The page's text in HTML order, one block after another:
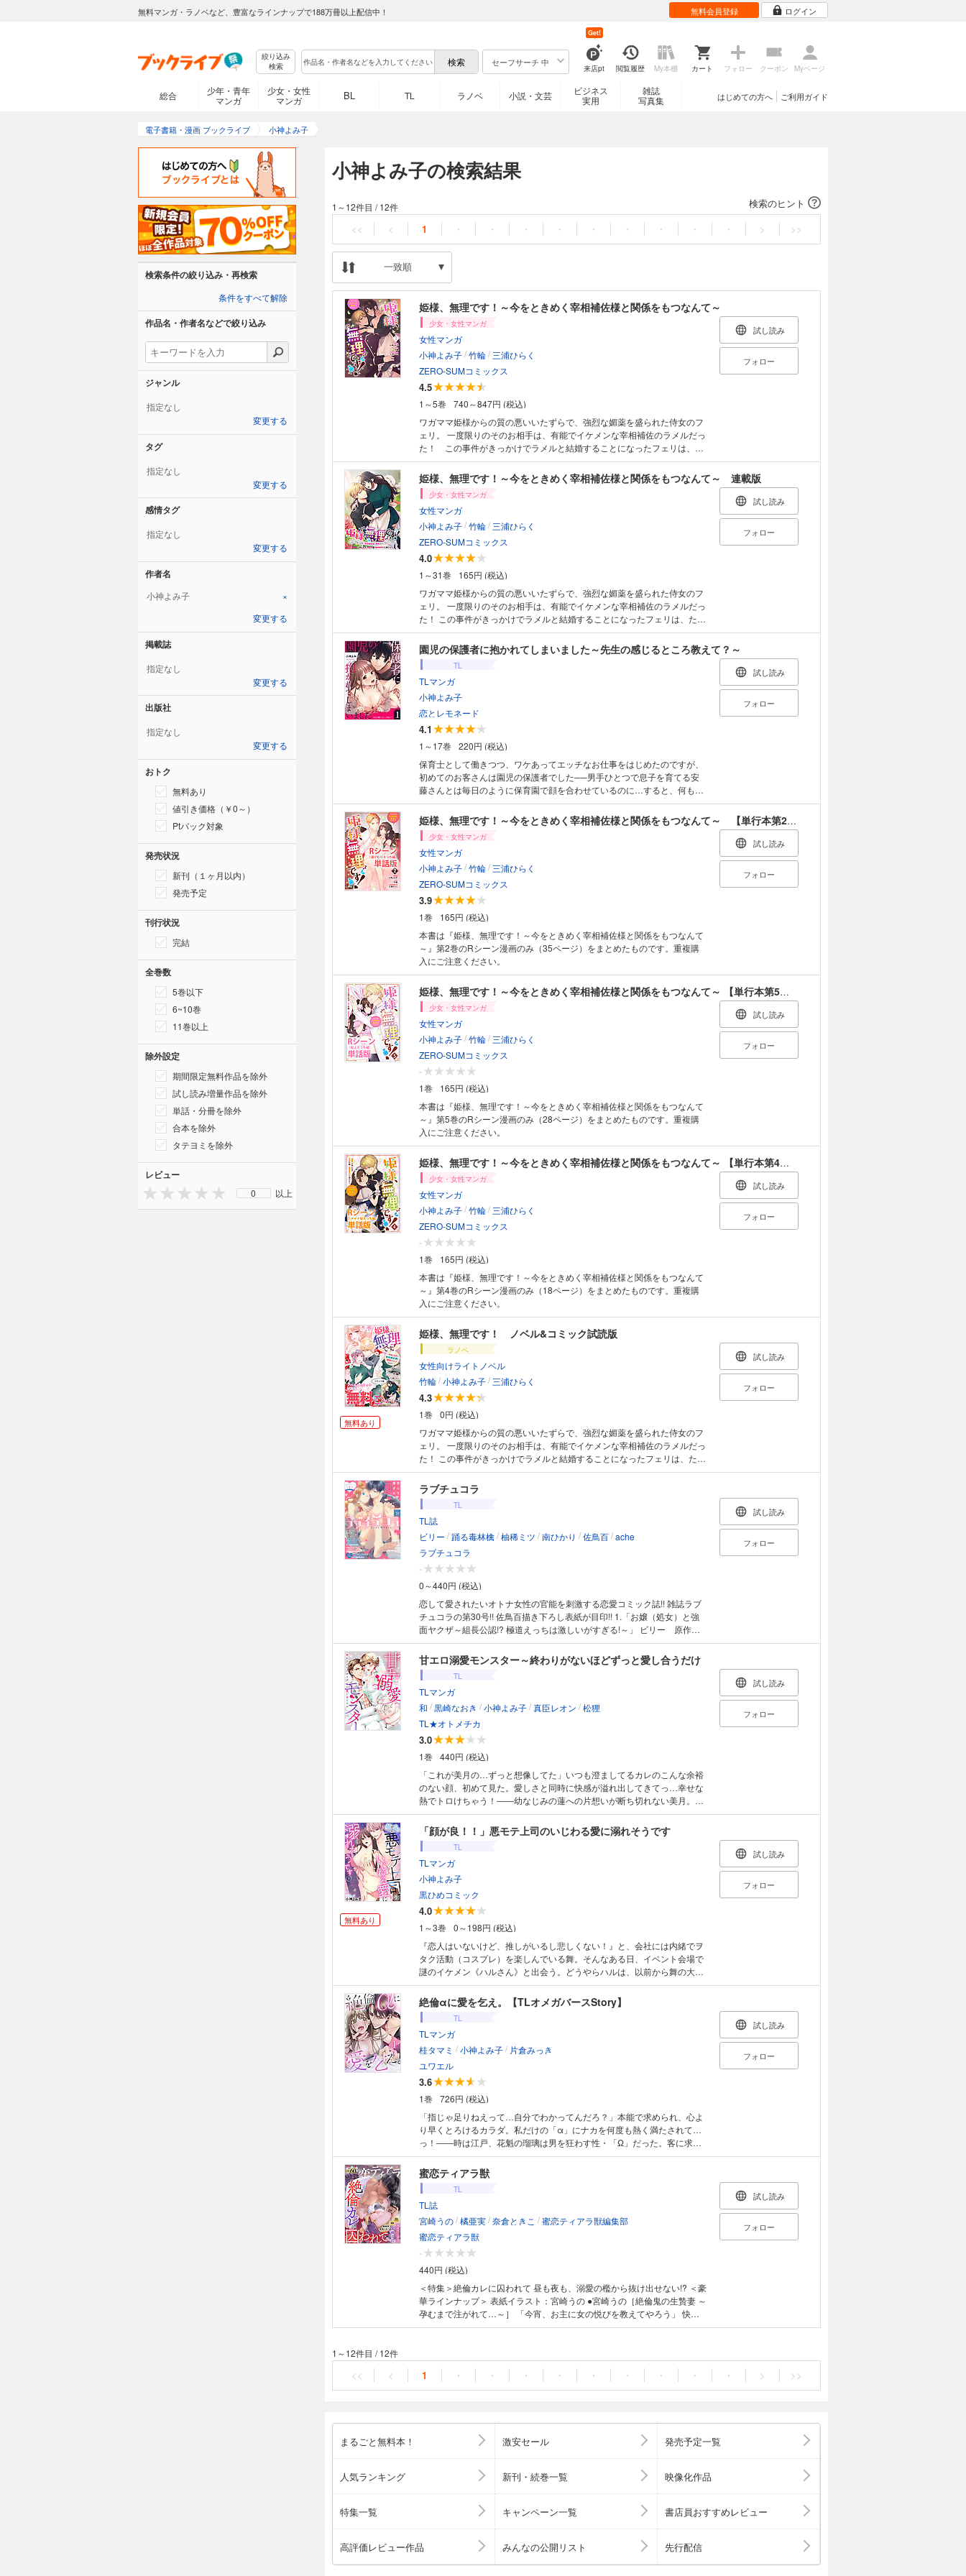
無料マンガ・ラノベなど、豊富なラインナップで188万冊以上配信中！ 無料会員登録 ログイン
絞り込み
検索
セーフサーチ 中
来店pt
Get!
閲覧履歴 My本棚 カート フォロー クーポン Myページ
総合
少年・青年
マンガ
少女・女性
マンガ
BL TL ラノベ 小説・文芸
ビジネス
実用
雑誌
写真集
ご利用ガイド
はじめての方へ
電子書籍・漫画 ブックライブ 小神よみ子
小神よみ子の検索結果
検索のヒント
1～12件目 /12件
<< < 1 ・ ・ ・ ・ ・ ・ ・ ・ ・ > >>
一致順
姫様、無理です！～今をときめく宰相補佐様と関係をもつなんて～
少女・女性マンガ
女性マンガ
小神よみ子/竹輪/ 三浦ひらく
ZERO-SUMコミックス
4.5
1～5巻
740～847円 (税込)
ワガママ姫様からの質の悪いいたずらで、強烈な媚薬を盛られた侍女のフ
ェリ。 一度限りのそのお相手は、有能でイケメンな宰相補佐のラメルだっ
た！ この事件がきっかけでラメルと結婚することになったフェリは、た
だ恐れ多くて憂鬱で……。ほとぼりが冷めたところで離縁してもらおうと
決意するのだが――。 原作者・竹輪先生の書き下ろしSSも収録！
試し読み
フォロー
姫様、無理です！～今をときめく宰相補佐様と関係をもつなんて～ 連載版
少女・女性マンガ
女性マンガ
小神よみ子/竹輪/ 三浦ひらく
ZERO-SUMコミックス
4.0
1～31巻
165円 (税込)
ワガママ姫様からの質の悪いいたずらで、強烈な媚薬を盛られた侍女のフ
ェリ。 一度限りのそのお相手は、有能でイケメンな宰相補佐のラメルだっ
た！ この事件がきっかけでラメルと結婚することになったフェリは、ただ
恐れ多くて憂鬱で……。 ほとぼりが冷めたところで離縁してもらおうと決
意するのだが――。 「ムーンライトノベルズ」で年間ランキング、堂々1
位の大人気作をコミカライズ！ 近すぎて遠い、堅物ふたりのじれったすぎ
るラブファンタジー!! 漫画内の告知等は過去のものとなりますので、ご注
意ください。
試し読み
フォロー
園児の保護者に抱かれてしまいました～先生の感じるところ教えて？～
TL
TLマンガ
小神よみ子
恋とレモネード
4.1
1～17巻
220円 (税込)
保育士として働きつつ、ワケあってエッチなお仕事をはじめたのですが、
初めてのお客さんは園児の保護者でした──男手ひとつで息子を育てる安
藤さんとは毎日のように保育園で顔を合わせているのに…すると、何もせ
ず、何も聞かず料金だけ払って私を帰そうとしてくれて!?お金を受け取ろ
うとしないと、「先生がそうやって帰らないなら時間まで好きに触る」と
言って…胸を舐め上げられて、硬くなった先端をつまんで、こすって、こ
ねられて…トロかされたところを安藤さんの指がいじわるに出入りする…
妙な興奮と快感でおかしくなる!保護者の顔から男の顔になった安藤さん、
エッチすぎませんか!? ------------------------------- ※こちらは1巻目の内容にな
ります。 2巻目以降は違う内容になりますので、サンプルをご確認の上ご
試し読み
フォロー
姫様、無理です！～今をときめく宰相補佐様と関係をもつなんて～ 【単行本第2巻収録描き下ろしRシーン（湯けむりえっち編）単話版】
少女・女性マンガ
女性マンガ
小神よみ子/竹輪/ 三浦ひらく
ZERO-SUMコミックス
3.9
1巻
165円 (税込)
本書は『姫様、無理です！～今をときめく宰相補佐様と関係をもつなんて
～』第2巻のRシーン漫画のみ（35ページ）をまとめたものです。重複購
入にご注意ください。
試し読み
フォロー
姫様、無理です！～今をときめく宰相補佐様と関係をもつなんて～ 【単行本第5巻収録描き下ろしRシーン（船上えっち編）単話版】
少女・女性マンガ
女性マンガ
小神よみ子/竹輪/ 三浦ひらく
ZERO-SUMコミックス
-
1巻
165円 (税込)
本書は『姫様、無理です！～今をときめく宰相補佐様と関係をもつなんて
～』第5巻のRシーン漫画のみ（28ページ）をまとめたものです。重複購
入にご注意ください。
試し読み
フォロー
姫様、無理です！～今をときめく宰相補佐様と関係をもつなんて～ 【単行本第4巻収録描き下ろしRシーン（メイド服えっち編）単話版】
少女・女性マンガ
女性マンガ
小神よみ子/竹輪/ 三浦ひらく
ZERO-SUMコミックス
-
1巻
165円 (税込)
本書は『姫様、無理です！～今をときめく宰相補佐様と関係をもつなんて
～』第4巻のRシーン漫画のみ（18ページ）をまとめたものです。重複購
入にご注意ください。
試し読み
フォロー
無料あり
姫様、無理です！ ノベル&コミック試読版
ラノベ
女性向けライトノベル
竹輪/小神よみ子/ 三浦ひらく
4.3
1巻
0円 (税込)
ワガママ姫様からの質の悪いいたずらで、強烈な媚薬を盛られた侍女のフ
ェリ。 一度限りのそのお相手は、有能でイケメンな宰相補佐のラメルだっ
た！ この事件がきっかけでラメルと結婚することになったフェリは、ただ
恐れ多くて憂鬱で……。 ほとぼりが冷めたところで離縁してもらおうと決
意するのだが――。 「ムーンライトノベルズ」で年間ランキング、堂々1
位の大人気作をコミカライズ！ 近すぎて遠い、堅物ふたりのじれったすぎ
るラブファンタジー!! メリッサ版原作ノベル、ZERO-SUMコミックス版コ
ミカライズの試し読みを大増量で収録!!
試し読み
フォロー
ラブチュコラ
TL
TL誌
ビリー /踊る毒林檎/柚稀ミツ /南ひかり /佐鳥百/ache
ラブチュコラ
-
0～440円 (税込)
恋して愛されたいオトナ女性の官能を刺激する恋愛コミック誌!! 雑誌ラブ
チュコラの第30号!! 佐鳥百描き下ろし表紙が目印!! 1.「お嬢（処女）と強
面ヤクザ～組長公認!? 極道えっちは激しいがすぎる!～」 ビリー 原作：
踊る毒林檎 2.「お見合い相手は愛撫が上手な王子様～溺愛社長と交際０
日、強制婚なのにトロトロに!?～」 柚稀ミツ 原作：南ひかり 3.ラブチ
ュコラ傑作選 一挙3話掲載!! 「合コン相手は肉食警官!?～26歳処女は捕ら
われたい～」 佐鳥百 原作：踊る毒林檎 単話で買うよりお得です!! 今
すぐダウンロードを!!
試し読み
フォロー
甘エロ溺愛モンスター～終わりがないほどずっと愛し合うだけ
TL
TLマンガ
和 /黒崎なおき /小神よみ子/真臣レオン /松狸
TL★オトメチカ
3.0
1巻
440円 (税込)
「これが美月の…ずっと想像してた」いつも澄ましてるカレのこんな余裕
のない顔、初めて見た。愛しさと同時に快感が溢れ出してきてっ…幸せな
熱でトロけちゃう！――幼なじみの蓮への片想いが断ち切れない美月。一
緒に住んでるのに女として見てもらえないのがつらくて…離れようとした
途端、抱きしめられて「ずっと好きだった」!?長年の想いを埋めるように
繋がって、カラダ中激しく貪られる…!!「SM男女の倦怠期脱出プレイ」、
「元アイドル妻とドルオタ夫の初夜」、「同棲カップルのご無沙汰H」、
「玩具でお仕置きする夫婦」など、濃密に絡みあうカップル達のラブキュ
ン溢れるTLアンソロジー、第九弾!!【表紙:可児いとう】
試し読み
フォロー
無料あり
「顔が良！！」悪モテ上司のいじわる愛に溺れそうです
TL
TLマンガ
小神よみ子
黒ひめコミック
4.0
1～3巻
0～198円 (税込)
『恋人はいないけど、推しがいるし悲しくない！』と、会社には内緒でヲ
タク活動（コスプレ）を楽しんでいる舞。そんなある日、イベント会場で
謎のイケメン《ハルさん》と出会う。どうやらハルは、以前から舞の大フ
ァンのようで、趣味の話でも意気投合。二人きりでいい雰囲気になったと
はいえ、温和なハルから大胆なキスをされ、初心な舞はとろとろに。「俺
のコト、ここまで好きにさせた責任とってね」と、舞に夢中なハルから愛
撫が始まり…。ハルさん、実はかなりの肉食系で、狙った獲物は逃さない
タイプ!? 驚くことに、その後ハルが舞の新たな上司だと判明！ 「ね
ぇ、これから会社二人で抜けない？」――肉食系で、ちょっと不良なハイ
スペ上司と秘密のプレイでつながるオフィスラブ！
試し読み
フォロー
絶倫αに愛を乞え。【TLオメガバースStory】
TL
TLマンガ
桂タマミ /小神よみ子/ 片倉みっき
ユワエル
3.6
1巻
726円 (税込)
「指じゃ足りねえって…自分でわかってんだろ？」本能で求められ、心よ
り早くとろけるカラダ。私だけの「α」にナカを何度も熱く満たされて…
っ！――時は江戸、花魁の瑠璃は男を狂わす性・「Ω」だった。客に求婚
されても気乗りしない瑠璃だったが、ある男との再会で激しく発情し…!?
さらに、大正時代の一途すぎる幼馴染αや、溺愛してくれる獣人αと、身
分差も忘れて奥まで繋がって…？フェロモンで高ぶる全身を愛され、奥ま
で突かれてイク…またイっちゃう…っ！珠玉のオメガバースTLアンソロジ
ー、第一弾！【表紙:つきのおまめ】（収録作家名：桂タマミ/ 小神よみ子/
片倉みっき）
試し読み
フォロー
蜜恋ティアラ獣
TL
TL誌
宮崎うの/橘亜実/奈倉ときこ /蜜恋ティアラ獣編集部
蜜恋ティアラ獣
-
440円 (税込)
＜特集＞絶倫カレに囚われて 昼も夜も、溺愛の檻から抜け出せない!? ＜豪
華ラインナップ＞ 表紙イラスト：宮崎うの ●宮崎うの［絶倫鬼の生贄妻 ～
孕むまで注がれて…～］ 「今宵、お主に女の悦びを教えてやろう」 快感
を知らない無垢なカラダは毎夜暴かれ淫らに濡れる。 ●橘亜実［「お兄ち
重すぎる愛情に呑み込まれていく———。 ●奈倉ときこ［将臣くんは、三
大欲求（特にエッチ）が我慢できない！］ 「ふたりで全身触れ合って気持
ちいいでしょ？」欲求強めな彼とのエッチな新婚生活
試し読み
フォロー
1～12件目 /12件
<< < 1 ・ ・ ・ ・ ・ ・ ・ ・ ・ > >>
まるごと無料本！ 激安セール 発売予定一覧
人気ランキング 新刊・続巻一覧 映像化作品
特集一覧 キャンペーン一覧 書店員おすすめレビュー
高評価レビュー作品 みんなの公開リスト 先行配信
検索条件の絞り込み・再検索
条件をすべて解除
作品名・作者名などで絞り込み
ジャンル
指定なし
変更する
タグ
指定なし
変更する
感情タグ
指定なし
変更する
作者名
小神よみ子 ×
変更する
掲載誌
指定なし
変更する
出版社
指定なし
変更する
おトク
無料あり
値引き価格（￥0～）
Ptバック対象
発売状況
新刊（１ヶ月以内）
発売予定
刊行状況
完結
全巻数
5巻以下
6~10巻
11巻以上
除外設定
期間限定無料作品を除外
試し読み増量作品を除外
単話・分冊を除外
合本を除外
タテヨミを除外
レビュー
0 以上